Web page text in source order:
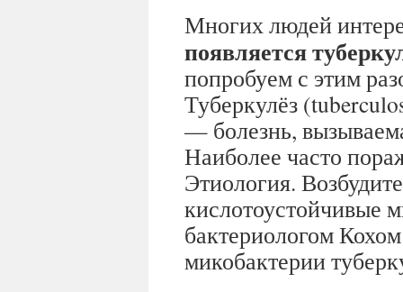
Многих людей
появляется
попробуем с этим
Туберкулёз
— болезнь,
Наиболее часто
Этиология.
кислотоустойчивые
бактериологом
микобактерии